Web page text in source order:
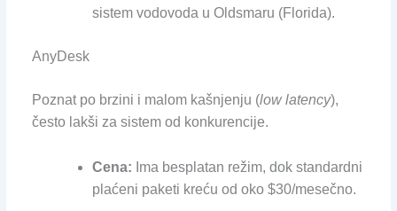
sistem vodovoda u Oldsmaru (Florida).
AnyDesk
Poznat po brzini i malom kašnjenju (low latency),
često lakši za sistem od konkurencije.
Cena: Ima besplatan režim, dok standardni
plaćeni paketi kreću od oko $30/mesečno.